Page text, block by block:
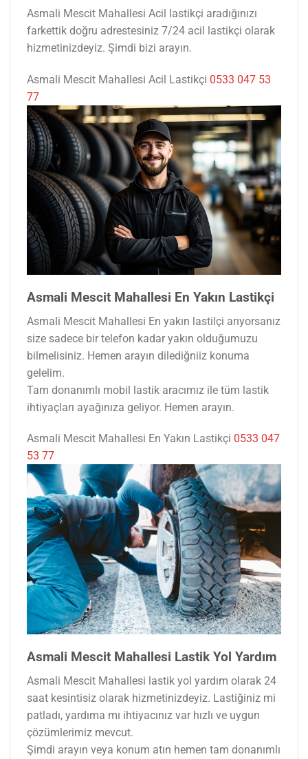
Asmali Mescit Mahallesi Acil lastikçi aradığınızı
farkettik doğru adrestesiniz 7/24 acil lastikçi olarak
hizmetinizdeyiz. Şimdi bizi arayın.
Asmali Mescit Mahallesi Acil Lastikçi 0533 047 53
77
Asmali Mescit Mahallesi En Yakın Lastikçi
Asmali Mescit Mahallesi En yakın lastilçi arıyorsanız
size sadece bir telefon kadar yakın olduğumuzu
bilmelisiniz. Hemen arayın dilediğniiz konuma
gelelim.
Tam donanımlı mobil lastik aracımız ile tüm lastik
ihtiyaçları ayağınıza geliyor. Hemen arayın.
Asmali Mescit Mahallesi En Yakın Lastikçi 0533 047
53 77
Asmali Mescit Mahallesi Lastik Yol Yardım
Asmali Mescit Mahallesi lastik yol yardım olarak 24
saat kesintisiz olarak hizmetinizdeyiz. Lastiğiniz mi
patladı, yardıma mı ihtiyacınız var hızlı ve uygun
çözümlerimiz mevcut.
Şimdi arayın veya konum atın hemen tam donanımlı